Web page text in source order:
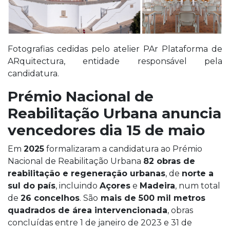
Fotografias cedidas pelo atelier PAr Plataforma de
ARquitectura, entidade responsável pela
candidatura.
Prémio Nacional de
Reabilitação Urbana anuncia
vencedores dia 15 de maio
Em 2025 formalizaram a candidatura ao Prémio
Nacional de Reabilitação Urbana 82 obras de
reabilitação e regeneração urbanas, de norte a
sul do país, incluindo Açores e Madeira, num total
de 26 concelhos. São mais de 500 mil metros
quadrados de área intervencionada, obras
concluídas entre 1 de janeiro de 2023 e 31 de